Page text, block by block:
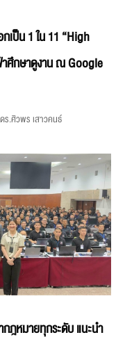
เป็น 1 ใน 11 “High
ศึกษาดูงาน ณ Google
.ศิวพร เสาวคนธ์
ฎหมายทุกระดับ แนะนำ